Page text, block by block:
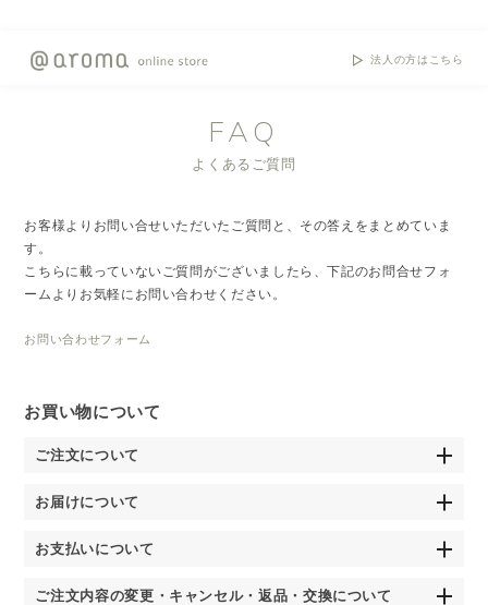
法人の方はこちら
FAQ
よくあるご質問
お客様よりお問い合せいただいたご質問と、その答えをまとめていま
す。
こちらに載っていないご質問がございましたら、下記のお問合せフォ
ームよりお気軽にお問い合わせください。
お問い合わせフォーム
お買い物について
ご注文について
お届けについて
お支払いについて
ご注文内容の変更・キャンセル・返品・交換について